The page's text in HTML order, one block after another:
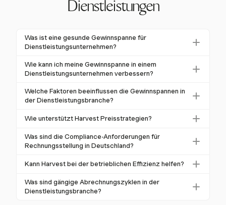
Dienstleistungen
Was ist eine gesunde Gewinnspanne für
Dienstleistungsunternehmen?
Eine gesunde Gewinnspanne für
Dienstleistungsunternehmen liegt typischerweise
Dienstleistungen können Margen von über 25 %
erreichen.
Wie kann ich meine Gewinnspanne in einem
Dienstleistungsunternehmen verbessern?
Die Verbesserung der Gewinnspannen erfordert die
Verfeinerung der Preisstrategien und die Steigerung
es Tools für eine genaue Zeiterfassung und
Abrechnung anbietet.
Welche Faktoren beeinflussen die Gewinnspannen in
der Dienstleistungsbranche?
Wichtige Faktoren sind Preisstrategien, betriebliche
diese durch flexible Abrechnung und effiziente
Projektverfolgung.
Wie unterstützt Harvest Preisstrategien?
Harvest unterstützt verschiedene Preisstrategien wie
Zeit & Material und Festpreis, sodass Unternehmen
Gewinnspannen wählen können.
Was sind die Compliance-Anforderungen für
Rechnungsstellung in Deutschland?
In Deutschland müssen Rechnungen spezifische
den Mehrwertsteuerbetrag gemäß UStG §14
enthalten. Harvest gewährleistet die Einhaltung dieser
Kann Harvest bei der betrieblichen Effizienz helfen?
Ja, Harvest verbessert die betriebliche Effizienz,
indem es Tools für effektives Projektmanagement und
Was sind gängige Abrechnungszyklen in der
Dienstleistungsbranche?